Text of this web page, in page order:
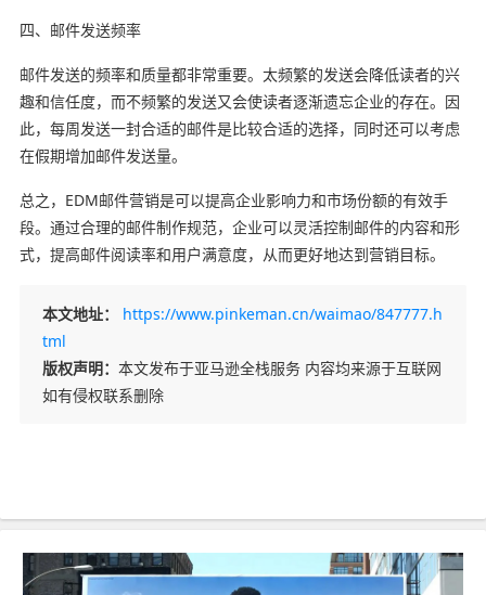
四、邮件发送频率
邮件发送的频率和质量都非常重要。太频繁的发送会降低读者的兴
趣和信任度，而不频繁的发送又会使读者逐渐遗忘企业的存在。因
此，每周发送一封合适的邮件是比较合适的选择，同时还可以考虑
在假期增加邮件发送量。
总之，EDM邮件营销是可以提高企业影响力和市场份额的有效手
段。通过合理的邮件制作规范，企业可以灵活控制邮件的内容和形
式，提高邮件阅读率和用户满意度，从而更好地达到营销目标。
本文地址：
https://www.pinkeman.cn/waimao/847777.h
tml
版权声明： 本文发布于亚马逊全栈服务 内容均来源于互联网
如有侵权联系删除